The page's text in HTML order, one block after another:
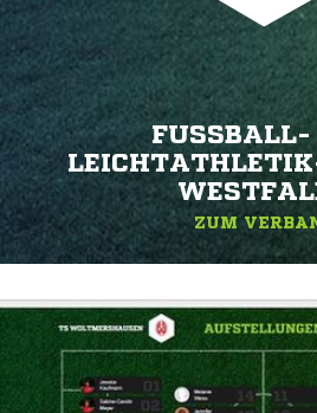
FUSSBALL-
EICHTATHLETIK-
ZUM